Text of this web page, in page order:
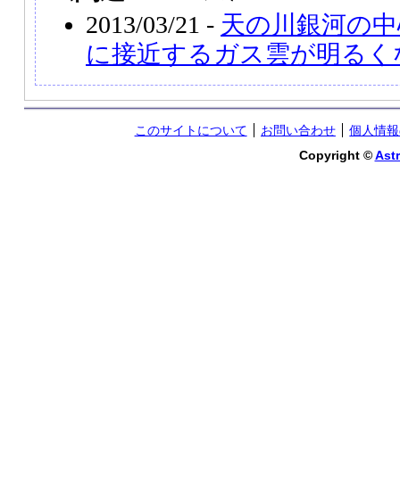
2013/03/21 - 天の川銀河の
に接近するガス雲が明る
このサイトについて お問い合わせ
個人情
Copyright ©